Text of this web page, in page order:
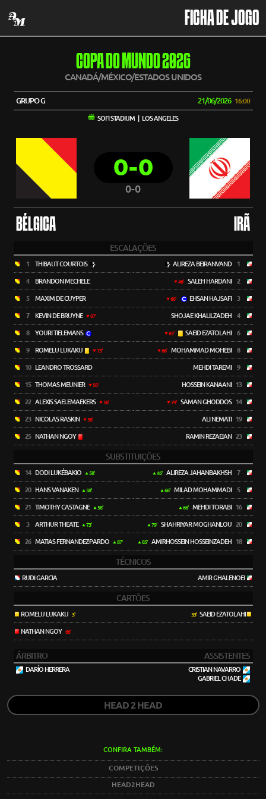
FICHA DE JOGO
COPA DO MUNDO 2026
CANADÁ/MÉXICO/ESTADOS UNIDOS
GRUPO G 21/06/2026 16:00
SOFI STADIUM | LOS ANGELES
0-0
0-0
BÉLGICA IRÃ
ESCALAÇÕES
1 THIBAUT COURTOIS
4 BRANDON MECHELE
5 MAXIM DE CUYPER
7 KEVIN DE BRUYNE 87'
8 YOURI TIELEMANS
9 ROMELU LUKAKU 73'
10 LEANDRO TROSSARD
15 THOMAS MEUNIER 58'
22 ALEXIS SAELEMAEKERS 58'
23 NICOLAS RASKIN 58'
25 NATHAN NGOY
ALIREZA BEIRANVAND 1
46' SALEH HARDANI 2
66' EHSAN HAJSAFI 3
SHOJAE KHALILZADEH 4
85' SAEID EZATOLAHI 6
66' MOHAMMAD MOHEBI 8
MEHDI TAREMI 9
HOSSEIN KANAANI 13
79' SAMAN GHODDOS 14
ALI NEMATI 19
RAMIN REZAEIAN 23
SUBSTITUIÇÕES
14 DODI LUKÉBAKIO 58'
20 HANS VANAKEN 58'
21 TIMOTHY CASTAGNE 58'
3 ARTHUR THEATE 73'
26 MATIAS FERNANDEZ-PARDO 87'
46' ALIREZA JAHANBAKHSH 7
66' MILAD MOHAMMADI 5
66' MEHDI TORABI 16
79' SHAHRIYAR MOGHANLOU 20
85' AMIRHOSSEIN HOSSEINZADEH 18
TÉCNICOS
RUDI GARCIA AMIR GHALENOEI
CARTÕES
ROMELU LUKAKU 3'
NATHAN NGOY 66'
33'SAEID EZATOLAHI
ÁRBITRO ASSISTENTES
DARÍO HERRERA
CRISTIAN NAVARRO
GABRIEL CHADE
HEAD 2 HEAD
CONFIRA TAMBÉM:
COMPETIÇÕES
HEAD2HEAD